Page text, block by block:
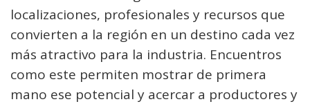
localizaciones, profesionales y recursos que
convierten a la región en un destino cada vez
más atractivo para la industria. Encuentros
como este permiten mostrar de primera
mano ese potencial y acercar a productores y